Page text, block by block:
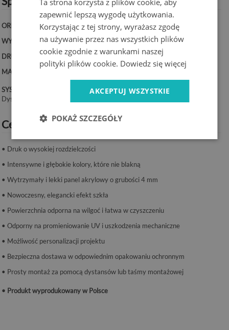
ORIENTACJA:Pozioma
WYMIARY:
100x50 cm, 125x50 cm, 120x60 cm, 140x70 cm
DRUK:
UV – trwałe kolory
MATERIAŁ:
SYSTEM MONTAŻU:
Dystanse lub taśma montażowa.
Cechy produktu:
• Druk o wysokiej rozdzielczości
• Intensywne i głębokie kolory, które nie blakną
• Wytrzymały i lekki panel akrylowy o grubości 4 mm
• Nowoczesny, elegancki efekt szkła
• Powierzchnia odporna na wilgoć i łatwa w czyszczeniu
• Odporny na promieniowanie UV i uszkodzenia mechaniczne
• Możliwość personalizacji projektu
• Bezpieczna dostawa w odpowiednim opakowaniu ochronnym
• Prosty montaż za pomocą dystansów lub taśmy montażowej
• Produkt wyprodukowany w Polsce
zapewnić lepszą wygodę użytkowania.
Korzystając z tej strony, wyrażasz zgodę
na używanie przez nas wszystkich plików
cookie zgodnie z warunkami naszej
polityki plików cookie. Dowiedz się więcej
AKCEPTUJ WSZYSTKIE
POKAŻ SZCZEGÓŁY